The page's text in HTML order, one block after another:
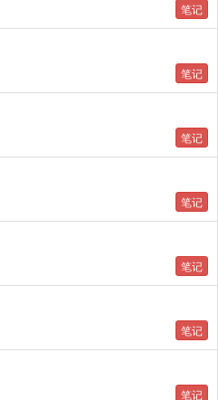
笔记
笔记
笔记
笔记
笔记
笔记
笔记